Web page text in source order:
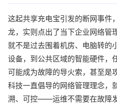
这起共享充电宝引发的断网事件
龙，实则点出了当下企业网络管
就不是过去围着机房、电脑转的
设备，到公共区域的智能硬件，
可能成为故障的导火索，甚至是
科技一直倡导的网络管理理念，
溯、可控——运维不需要在故障